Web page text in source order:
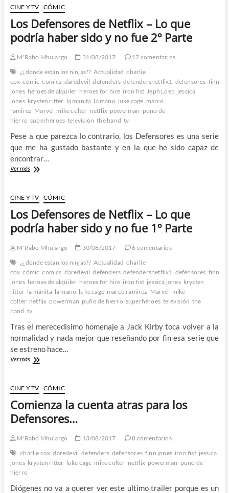
Netflix
–
Lo
que
podría
sido
no
y
ultima
parte
CINE Y TV CÓMIC
Los Defensores de Netflix – Lo que
podría haber sido y no fue 2º Parte
M'Rabo Mhulargo 31/08/2017
17 comentarios
¿¿donde están los ninjas?? Actualidad charlie
cox cómic comics daredevil defenders defendersnetflix1 defensores finn
jones héroes de alquiler heroes for hire iron fist Jeph Loeb jessica
jones krysten ritter la manita la mano luke cage marco
ramirez Marvel mike colter netflix powerman puño de
hierro superhéroes televisión the hand tv
Pese a que parezca lo contrario, los Defensores es una serie
que me ha gustado bastante y en la que he sido capaz de
encontrar…
Ver másLos
Netflix
–
Lo
que
podría
sido
no
Parte
CINE Y TV CÓMIC
Los Defensores de Netflix – Lo que
podría haber sido y no fue 1º Parte
M'Rabo Mhulargo 30/08/2017
6 comentarios
¿¿donde están los ninjas?? Actualidad charlie
cox cómic comics daredevil defenders defendersnetflix1 defensores finn
jones héroes de alquiler heroes for hire iron fist jessica jones krysten
ritter la manita la mano luke cage marco ramirez Marvel mike
colter netflix powerman puño de hierro superhéroes televisión the
hand tv
Tras el merecedisimo homenaje a Jack Kirby toca volver a la
normalidad y nada mejor que reseñando por fin esa serie que
se estreno hace…
Ver másLos
Netflix
–
Lo
que
podría
sido
fue
Parte
CINE Y TV CÓMIC
Comienza la cuenta atras para los
Defensores…
M'Rabo Mhulargo 13/08/2017
8 comentarios
charlie cox daredevil defenders defensores finn jones iron fist jessica
jones krysten ritter luke cage mike colter netflix powerman puño de
hierro
Diógenes no va a querer ver este ultimo trailer porque es un